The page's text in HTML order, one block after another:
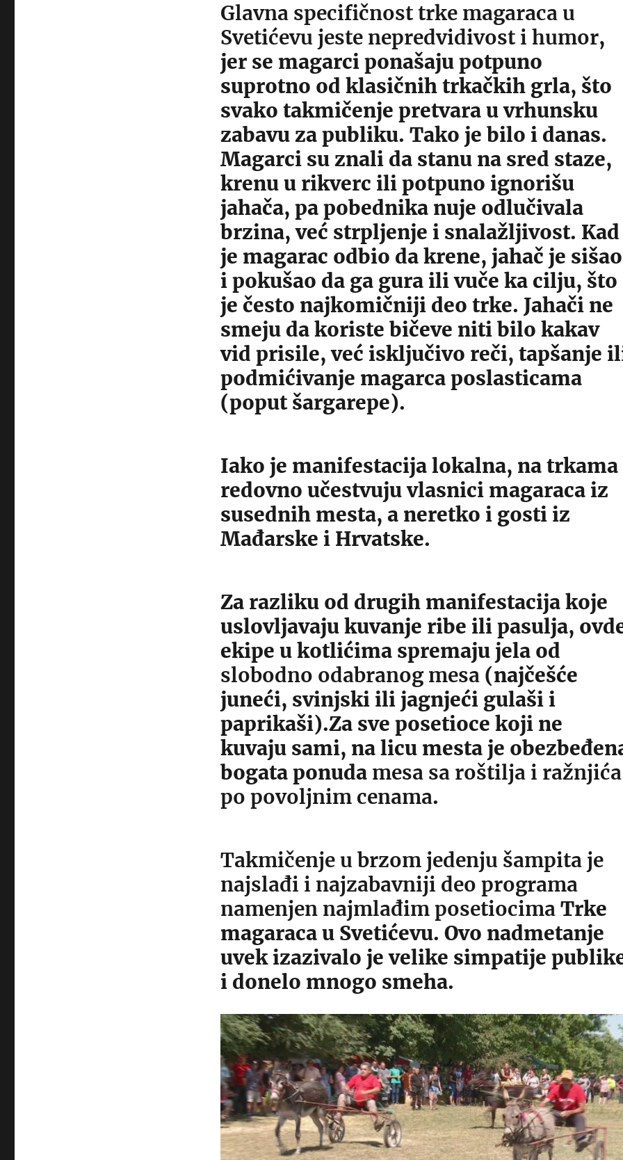
Glavna specifičnost trke magaraca u
Svetićevu jeste nepredvidivost i humor,
jer se magarci ponašaju potpuno
suprotno od klasičnih trkačkih grla, što
svako takmičenje pretvara u vrhunsku
zabavu za publiku. Tako je bilo i danas.
Magarci su znali da stanu na sred staze,
krenu u rikverc ili potpuno ignorišu
jahača, pa pobednika nuje odlučivala
brzina, već strpljenje i snalažljivost. Kad
je magarac odbio da krene, jahač je sišao
i pokušao da ga gura ili vuče ka cilju, što
je često najkomičniji deo trke. Jahači ne
smeju da koriste bičeve niti bilo kakav
vid prisile, već isključivo reči, tapšanje
podmićivanje magarca poslasticama
(poput šargarepe).
Iako je manifestacija lokalna, na trkama
redovno učestvuju vlasnici magaraca iz
susednih mesta, a neretko i gosti iz
Mađarske i Hrvatske.
Za razliku od drugih manifestacija koje
uslovljavaju kuvanje ribe ili pasulja,
ekipe u kotlićima spremaju jela od
slobodno odabranog mesa(najčešće
juneći, svinjski ili jagnjeći gulaši i
paprikaši).Za sve posetioce koji ne
kuvaju sami, na licu mesta je
bogata ponuda mesa sa roštilja i ražnjića
po povoljnim cenama.
Takmičenje u brzom jedenju šampita je
najslađi i najzabavniji deo programa
namenjen najmlađim posetiocimaTrke
magaraca u Svetićevu. Ovo nadmetanje
uvek izazivalo je velike simpatije
i donelo mnogo smeha.